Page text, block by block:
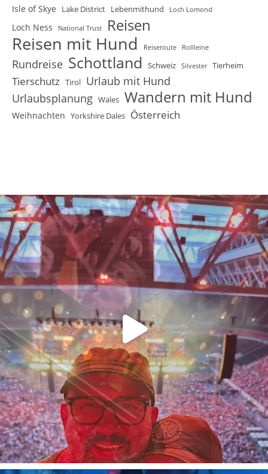
Isle of Skye Lake District Lebenmithund Loch Lomond
Loch Ness National Trust Reisen
Reisen mit Hund Reiseroute Rollleine
Rundreise Schottland Schweiz Silvester Tierheim
Tierschutz Tirol Urlaub mit Hund
Urlaubsplanung Wales Wandern mit Hund
Weihnachten Yorkshire Dales Österreich